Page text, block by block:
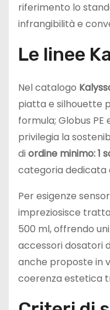
riferimento lo
infrangibilità e
Le linee
Nel catalogo
piatta e silhouette
formula; Globus PE
privilegia la
diordine minimo: 1
categoria dedicata
Per esigenze
impreziosisce
500 ml, offrendo
accessori dosatori
anche proposte in
coerenza estetica